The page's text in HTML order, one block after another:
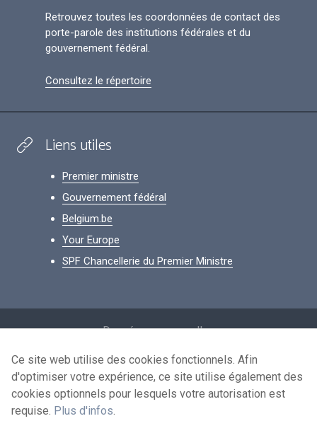
Retrouvez toutes les coordonnées de contact des
porte-parole des institutions fédérales et du
gouvernement fédéral.
Consultez le répertoire
Liens utiles
Premier ministre
Gouvernement fédéral
Belgium.be
Your Europe
SPF Chancellerie du Premier Ministre
Données personnelles
Conditions de réutilisation
Contactez-nous
Ce site web utilise des cookies fonctionnels. Afin
d'optimiser votre expérience, ce site utilise également des
cookies optionnels pour lesquels votre autorisation est
requise. Plus d'infos.